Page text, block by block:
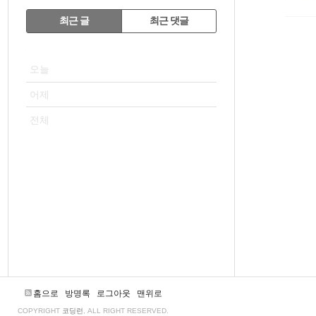
RECENTLY
최근 글 최근 댓글
오늘
어제
전체
홈으로 방명록 로그아웃 맨위로
COPYRIGHT 코딩런 , ALL RIGHT RESERVED.